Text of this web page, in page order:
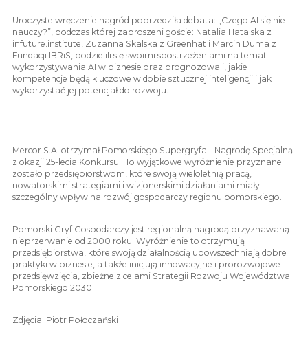
Uroczyste wręczenie nagród poprzedziła debata: „Czego AI się nie
nauczy?”, podczas której zaproszeni goście: Natalia Hatalska z
infuture.institute, Zuzanna Skalska z Greenhat i Marcin Duma z
Fundacji IBRiS, podzielili się swoimi spostrzeżeniami na temat
wykorzystywania AI w biznesie oraz prognozowali, jakie
kompetencje będą kluczowe w dobie sztucznej inteligencji i jak
wykorzystać jej potencjał do rozwoju.
Mercor S.A. otrzymał Pomorskiego Supergryfa - Nagrodę Specjalną
z okazji 25-lecia Konkursu. To wyjątkowe wyróżnienie przyznane
zostało przedsiębiorstwom, które swoją wieloletnią pracą,
nowatorskimi strategiami i wizjonerskimi działaniami miały
szczególny wpływ na rozwój gospodarczy regionu pomorskiego.
Pomorski Gryf Gospodarczy jest regionalną nagrodą przyznawaną
nieprzerwanie od 2000 roku. Wyróżnienie to otrzymują
przedsiębiorstwa, które swoją działalnością upowszechniają dobre
praktyki w biznesie, a także inicjują innowacyjne i prorozwojowe
przedsięwzięcia, zbieżne z celami Strategii Rozwoju Województwa
Pomorskiego 2030.
Zdjęcia: Piotr Połoczański